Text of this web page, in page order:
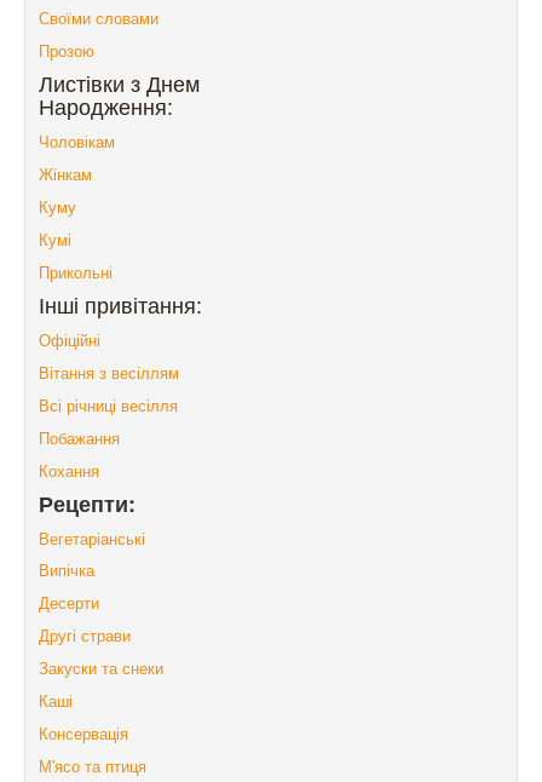
Своїми словами
Прозою
Листівки з Днем
Народження:
Чоловікам
Жінкам
Куму
Кумі
Прикольні
Інші привітання:
Офіційні
Вітання з весіллям
Всі річниці весілля
Побажання
Кохання
Рецепти:
Вегетаріанські
Випічка
Десерти
Другі страви
Закуски та снеки
Каші
Консервація
М'ясо та птиця